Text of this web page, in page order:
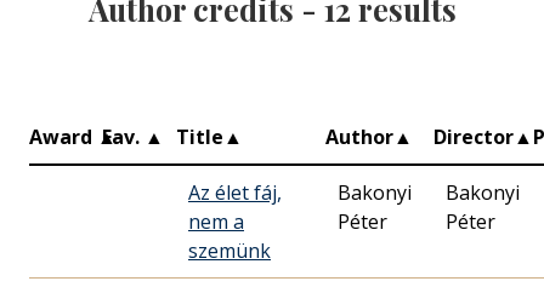
Author credits - 12 results
Award ▲
Fav. ▲ Title▲ Author▲ Director▲
Az élet fáj,
nem a
szemünk
Bakonyi
Péter
Bakonyi
Péter